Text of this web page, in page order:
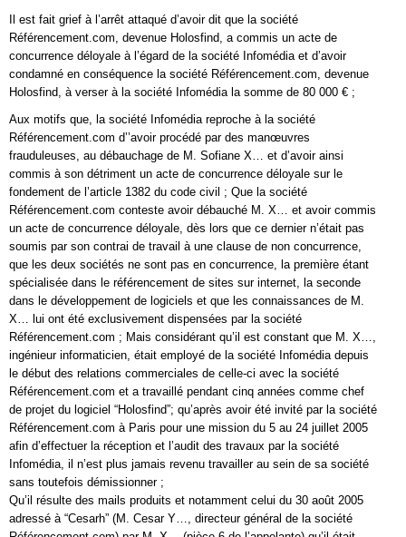
Il est fait grief à l’arrêt attaqué d’avoir dit que la société
Référencement.com, devenue Holosfind, a commis un acte de
concurrence déloyale à l’égard de la société Infomédia et d’avoir
condamné en conséquence la société Référencement.com, devenue
Holosfind, à verser à la société Infomédia la somme de 80 000 € ;
Aux motifs que, la société Infomédia reproche à la société
Référencement.com d’’avoir procédé par des manœuvres
frauduleuses, au débauchage de M. Sofiane X… et d’avoir ainsi
commis à son détriment un acte de concurrence déloyale sur le
fondement de l’article 1382 du code civil ; Que la société
Référencement.com conteste avoir débauché M. X… et avoir commis
un acte de concurrence déloyale, dès lors que ce dernier n’était pas
soumis par son contrai de travail à une clause de non concurrence,
que les deux sociétés ne sont pas en concurrence, la première étant
spécialisée dans le référencement de sites sur internet, la seconde
dans le développement de logiciels et que les connaissances de M.
X… lui ont été exclusivement dispensées par la société
Référencement.com ; Mais considérant qu’il est constant que M. X…,
ingénieur informaticien, était employé de la société Infomédia depuis
le début des relations commerciales de celle-ci avec la société
Référencement.com et a travaillé pendant cinq années comme chef
de projet du logiciel “Holosfind”; qu’après avoir été invité par la société
Référencement.com à Paris pour une mission du 5 au 24 juillet 2005
afin d’effectuer la réception et l’audit des travaux par la société
Infomédia, il n’est plus jamais revenu travailler au sein de sa société
sans toutefois démissionner ;
Qu’il résulte des mails produits et notamment celui du 30 août 2005
adressé à “Cesarh” (M. Cesar Y…, directeur général de la société